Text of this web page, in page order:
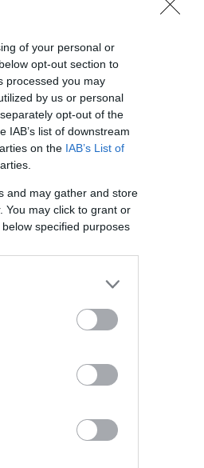
of your personal or
opt-out section to
processed you may
by us or personal
opt-out of the
IAB’s list of downstream
on the IAB’s List of
and may gather and store
You may click to grant or
specified purposes
ELHUNYT GORTVA
HEVES MEGYEI
2021. február 23
Fájó szívvel tudatjuk,
barátunk, a Magyar
Szervezetének
64. évében, örökre
ELHUNYT FÓNAGY
Fónagy Miklós
írja az Eger Hírek. Az
mentők és a miskolci
percen keresztül
KORONAVÍRUSBAN
2021. december 07
Mecky haláláról
koronavírus és annak